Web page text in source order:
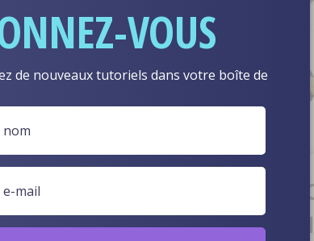
VOUS
de nouveaux tutoriels dans votre boîte de